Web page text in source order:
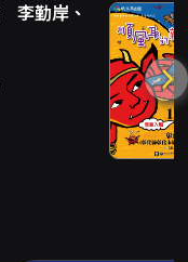
。劇場語言以國
部多層次的情緒
、叮嚀、沉默以
出人物的內在動
出約70分鐘，強
適合願意以心感
僅聚焦母子間的
段（如叮嚀、家
以見證那些平時
李勤岸、